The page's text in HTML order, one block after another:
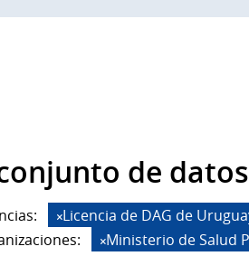
de
Licencia de DAG de
Ministerio de Salud